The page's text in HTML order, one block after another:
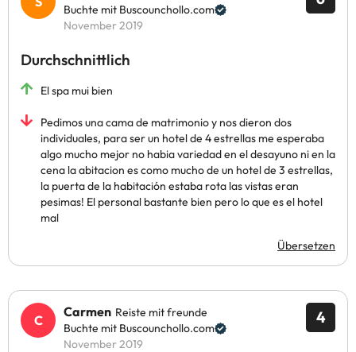
Buchte mit Buscounchollo.com
November 2019
Durchschnittlich
El spa mui bien
Pedimos una cama de matrimonio y nos dieron dos
individuales, para ser un hotel de 4 estrellas me esperaba
algo mucho mejor no habia variedad en el desayuno ni en la
cena la abitacion es como mucho de un hotel de 3 estrellas,
la puerta de la habitación estaba rota las vistas eran
pesimas! El personal bastante bien pero lo que es el hotel
mal
Übersetzen
4
Carmen Reiste mit freunde
Buchte mit Buscounchollo.com
November 2019